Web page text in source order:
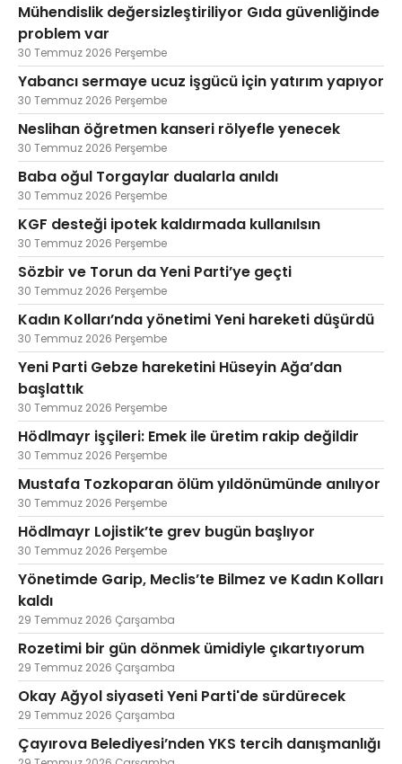
Mühendislik değersizleştiriliyor Gıda güvenliğinde
problem var
30 Temmuz 2026 Perşembe
Yabancı sermaye ucuz işgücü için yatırım yapıyor
30 Temmuz 2026 Perşembe
Neslihan öğretmen kanseri rölyefle yenecek
30 Temmuz 2026 Perşembe
Baba oğul Torgaylar dualarla anıldı
30 Temmuz 2026 Perşembe
KGF desteği ipotek kaldırmada kullanılsın
30 Temmuz 2026 Perşembe
Sözbir ve Torun da Yeni Parti’ye geçti
30 Temmuz 2026 Perşembe
Kadın Kolları’nda yönetimi Yeni hareketi düşürdü
30 Temmuz 2026 Perşembe
Yeni Parti Gebze hareketini Hüseyin Ağa’dan
başlattık
30 Temmuz 2026 Perşembe
Hödlmayr işçileri: Emek ile üretim rakip değildir
30 Temmuz 2026 Perşembe
Mustafa Tozkoparan ölüm yıldönümünde anılıyor
30 Temmuz 2026 Perşembe
Hödlmayr Lojistik’te grev bugün başlıyor
30 Temmuz 2026 Perşembe
Yönetimde Garip, Meclis’te Bilmez ve Kadın Kolları
kaldı
29 Temmuz 2026 Çarşamba
Rozetimi bir gün dönmek ümidiyle çıkartıyorum
29 Temmuz 2026 Çarşamba
Okay Ağyol siyaseti Yeni Parti'de sürdürecek
29 Temmuz 2026 Çarşamba
Çayırova Belediyesi’nden YKS tercih danışmanlığı